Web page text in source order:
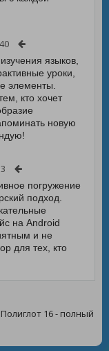
языков,
уроки,
элементы.
кто хочет
новую
погружение
подход.
на Android
и не
для тех, кто
16 - полный